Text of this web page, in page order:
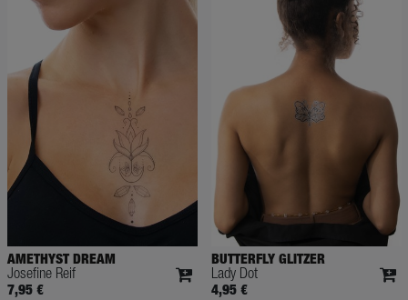
AMETHYST DREAM
Josefine Reif
7,95 €
BUTTERFLY GLITZER
Lady Dot
4,95 €